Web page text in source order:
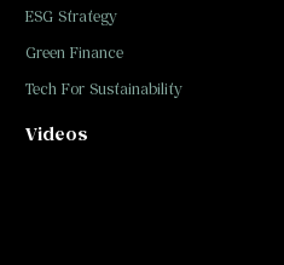
ESG Strategy
Green Finance
Tech For Sustainability
Videos